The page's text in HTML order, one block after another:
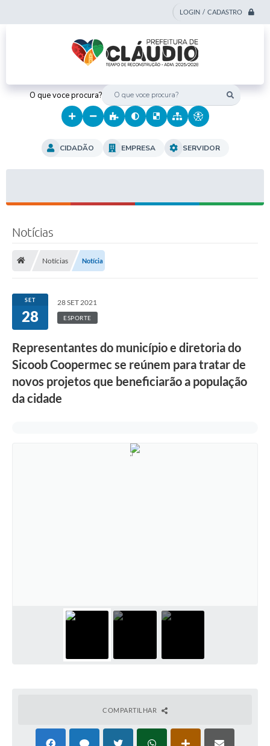
LOGIN / CADASTRO
O que voce procura?
CIDADÃO EMPRESA SERVIDOR
Notícias
Notícias Notícia
SET
28
28 SET 2021
ESPORTE
Representantes do município e diretoria do
Sicoob Coopermec se reúnem para tratar de
novos projetos que beneficiarão a população
da cidade
COMPARTILHAR